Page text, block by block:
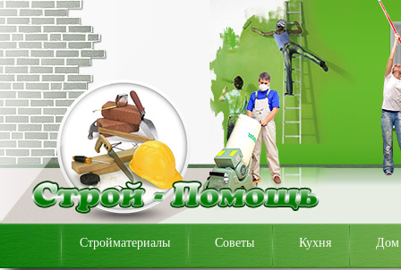
Стройматериалы Советы Кухня Дом